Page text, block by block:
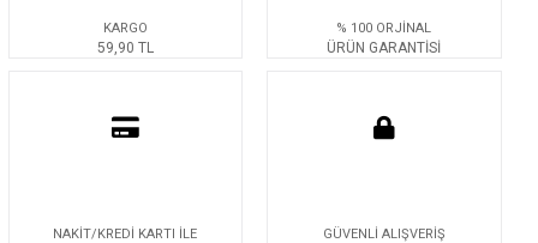
KARGO
59,90 TL
% 100 ORJİNAL
ÜRÜN GARANTİSİ
NAKİT/KREDİ KARTI İLE GÜVENLİ ALIŞVERİŞ